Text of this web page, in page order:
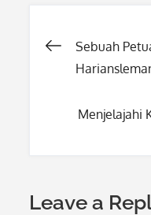
Post
Sebuah
Menjelajahi
Leave a